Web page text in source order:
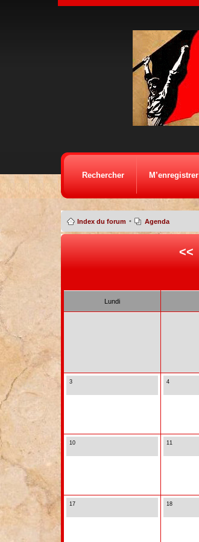
Rechercher M’enregistrer
Index du forum • Agenda
<<
Lundi
3 4
10 11
17 18